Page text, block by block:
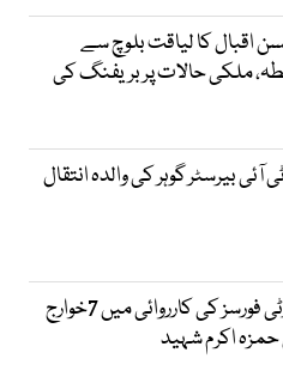
اقبال کا لیاقت بلوچ سے
ملکی حالات پر بریفنگ کی
آئی بیرسٹر گوہر کی والدہ انتقال
ہنگو؛ سیکیورٹی فورسز کی کارروائی میں 7خوارج
اکرم شہید